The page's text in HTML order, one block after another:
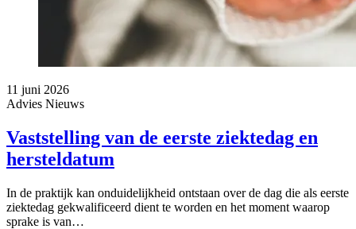
11 juni 2026
Advies Nieuws
Vaststelling van de eerste ziektedag en
hersteldatum
In de praktijk kan onduidelijkheid ontstaan over de dag die als eerste
ziektedag gekwalificeerd dient te worden en het moment waarop
sprake is van…